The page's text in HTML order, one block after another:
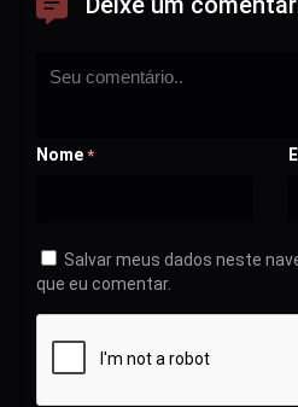
Nome *
Salvar meus dados neste
que eu comentar.